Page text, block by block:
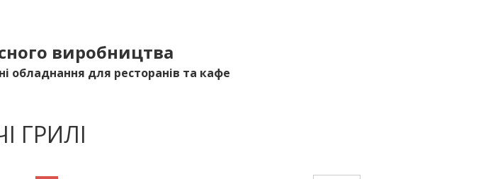
виробництва
обладнання для ресторанів та кафе
ГРИЛІ